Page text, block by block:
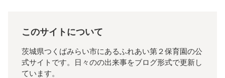
このサイトについて
茨城県つくばみらい市にあるふれあい第２保育園の公
式サイトです。日々のの出来事をブログ形式で更新し
ています。